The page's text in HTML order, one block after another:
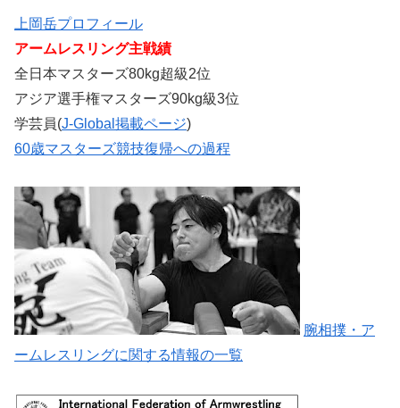
上岡岳プロフィール
アームレスリング主戦績
全日本マスターズ80kg超級2位
アジア選手権マスターズ90kg級3位
学芸員(J-Global掲載ページ)
60歳マスターズ競技復帰への過程
腕相撲・ア
ームレスリングに関する情報の一覧